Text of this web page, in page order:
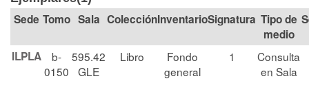
Tomo Sala Colección Signatura Tipo de
medio
ILPLA
b-
0150
595.42
GLE
Libro
Fondo
general
1
Consulta
en Sala